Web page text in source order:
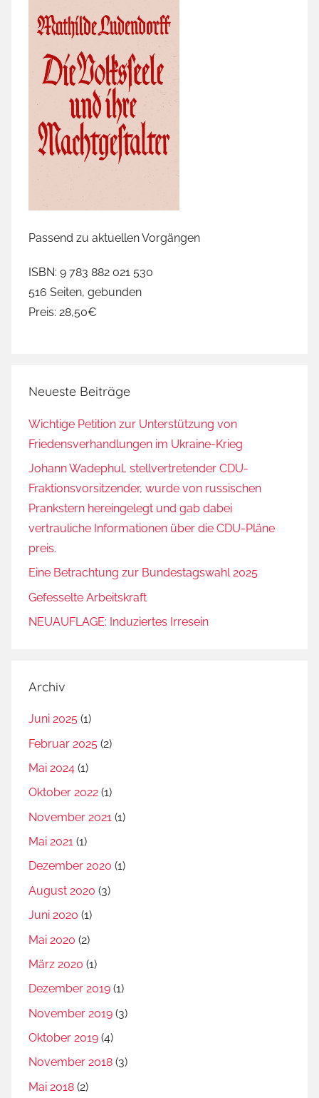
Passend zu aktuellen Vorgängen
ISBN: 9 783 882 021 530
516 Seiten, gebunden
Preis: 28,50€
Neueste Beiträge
Wichtige Petition zur Unterstützung von
Friedensverhandlungen im Ukraine-Krieg
Johann Wadephul, stellvertretender CDU-
Fraktionsvorsitzender, wurde von russischen
Prankstern hereingelegt und gab dabei
vertrauliche Informationen über die CDU-Pläne
preis.
Eine Betrachtung zur Bundestagswahl 2025
Gefesselte Arbeitskraft
NEUAUFLAGE: Induziertes Irresein
Archiv
Juni 2025 (1)
Februar 2025 (2)
Mai 2024 (1)
Oktober 2022 (1)
November 2021 (1)
Mai 2021 (1)
Dezember 2020 (1)
August 2020 (3)
Juni 2020 (1)
Mai 2020 (2)
März 2020 (1)
Dezember 2019 (1)
November 2019 (3)
Oktober 2019 (4)
November 2018 (3)
Mai 2018 (2)